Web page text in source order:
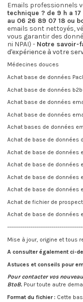
Emails professionnels
technique ? de 9 h a 17
au 06 26 89 07 18 ou
emails sont nettoyés,
vous garantir des
ni NPAI) - Notre savoir-
d'expérience à votre
Médecines douces
Achat base de données
Achat base de données
Achat base de données
Achat base de données
Achat bases de données
Achat de base de données
Achat de base de données
Achat de base de données
Achat de base de données
Achat de base de données
Achat de fichier de
Achat de base de données
Mise à jour, origine et tous
A consulter également ci-
Astuces et conseils pour
Pour contacter vos
BtoB. Pour toute autre
Format du fichier : Cette